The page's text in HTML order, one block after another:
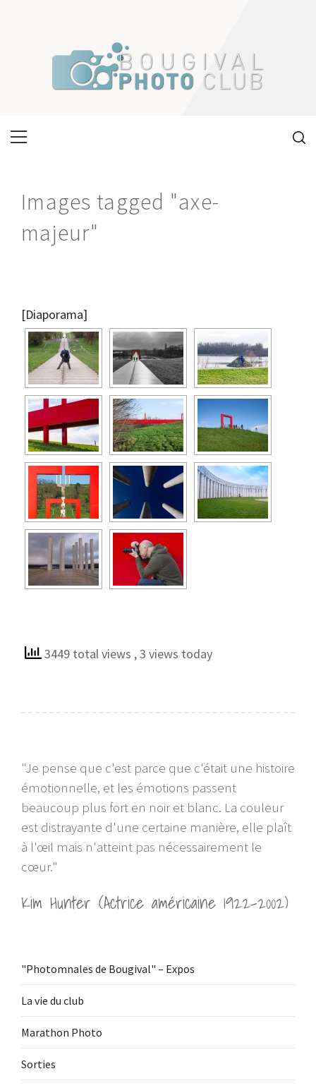
Primary
Images tagged "axe-
majeur"
[Diaporama]
3449 total views , 3 views today
"Je pense que c'est parce que c'était une histoire
émotionnelle, et les émotions passent
beaucoup plus fort en noir et blanc. La couleur
est distrayante d'une certaine manière, elle plaît
à l'œil mais n'atteint pas nécessairement le
cœur."
Kim Hunter (Actrice américaine 1922-2002)
"Photomnales de Bougival" – Expos
La vie du club
Marathon Photo
Sorties